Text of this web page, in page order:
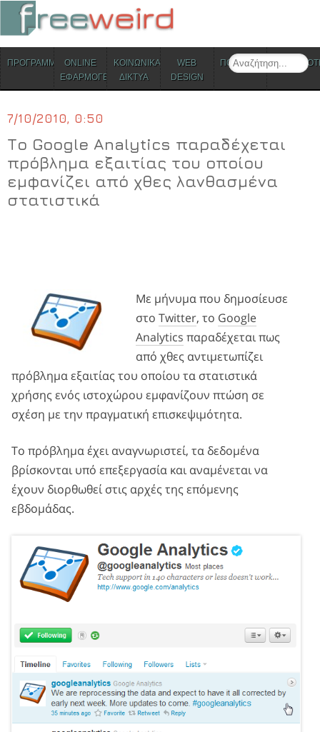
Search
Skip to content
ΠΡΟΓΡΑΜΜΑΤΑONLINE
ΕΦΑΡΜΟΓΕΣ
ΚΟΙΝΩΝΙΚΑ
ΔΙΚΤΥΑ
WEB
DESIGN
ΠΟΛΙΤΙΣΜΟΣ
7/10/2010, 0:50
Το Google Analytics παραδέχεται
πρόβλημα εξαιτίας του οποίου
εμφανίζει από χθες λανθασμένα
στατιστικά
Με μήνυμα που δημοσίευσε
στο Twitter, το Google
Analytics παραδέχεται πως
από χθες αντιμετωπίζει
πρόβλημα εξαιτίας του οποίου τα στατιστικά
χρήσης ενός ιστοχώρου εμφανίζουν πτώση σε
σχέση με την πραγματική επισκεψιμότητα.
Το πρόβλημα έχει αναγνωριστεί, τα δεδομένα
βρίσκονται υπό επεξεργασία και αναμένεται να
έχουν διορθωθεί στις αρχές της επόμενης
εβδομάδας.